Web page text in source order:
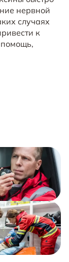
нервной
случаях
к